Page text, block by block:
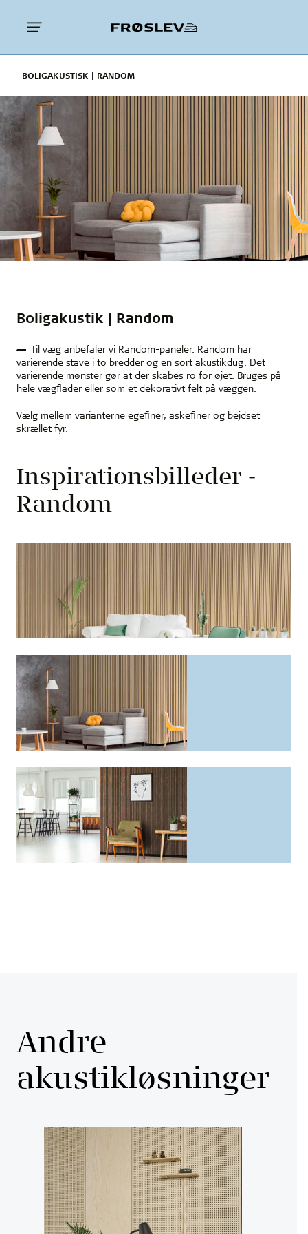
BOLIGAKUSTISK | RANDOM
Boligakustik | Random
Til væg anbefaler vi Random-paneler. Random har
varierende stave i to bredder og en sort akustikdug. Det
varierende mønster gør at der skabes ro for øjet. Bruges på
hele vægflader eller som et dekorativt felt på væggen.
Vælg mellem varianterne egefiner, askefiner og bejdset
skrællet fyr.
Inspirationsbilleder -
Random
Andre
akustikløsninger